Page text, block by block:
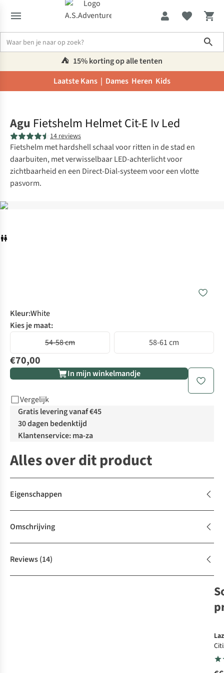
⛺️ 15% korting op alle tenten
Laatste Kans | Dames Heren Kids
Agu Fietshelm Helmet Cit-E Iv Led
14 reviews
Fietshelm met hardshell schaal voor ritten in de stad en
daarbuiten, met verwisselbaar LED-achterlicht voor
zichtbaarheid en een Direct-Dial-systeem voor een vlotte
pasvorm.
Kleur:White
Kies je maat:
54-58 cm
58-61 cm
€70,00
In mijn winkelmandje
Vergelijk
Gratis levering vanaf €45
30 dagen bedenktijd
Klantenservice: ma-za
Alles over dit product
Eigenschappen
Omschrijving
Reviews(14)